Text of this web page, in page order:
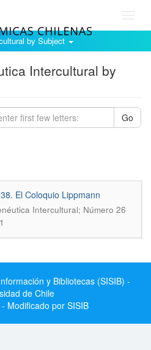
by Subject
Intercultural by
Go
El Coloquio Lippmann
Intercultural; Número 26
y Bibliotecas (SISIB) -
de Chile
Modificado por SISIB